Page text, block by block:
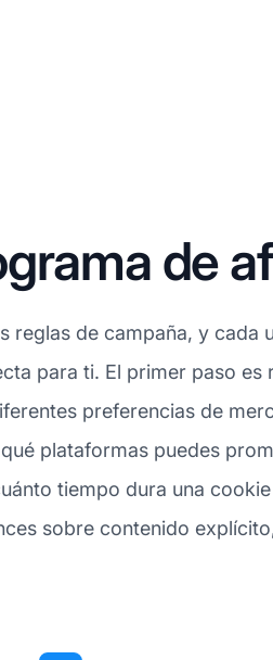
de
reglas de campaña, y
para ti. El primer paso
preferencias de
plataformas puedes
tiempo dura una
sobre contenido